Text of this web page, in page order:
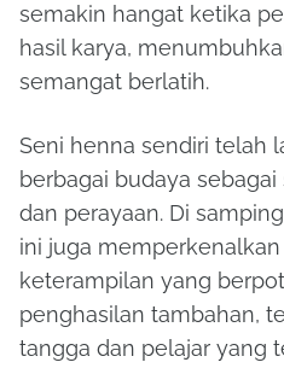
semakin hangat ketika
hasil karya,
semangat berlatih.
Seni henna sendiri telah
berbagai budaya
dan perayaan. Di
ini juga
keterampilan yang
penghasilan tambahan,
tangga dan pelajar yang